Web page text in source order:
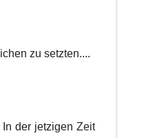
zu setzten....
der jetzigen Zeit